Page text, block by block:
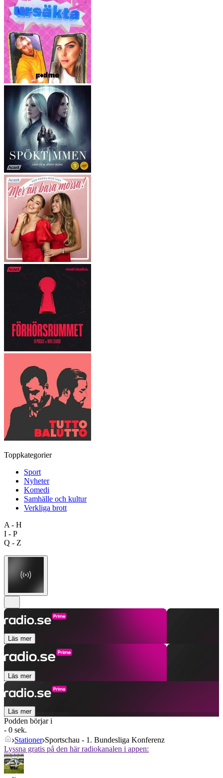
Toppkategorier
Sport
Nyheter
Komedi
Samhälle och kultur
Verkliga brott
A - H
I - P
Q - Z
Läs mer
Läs mer
Läs mer
Podden börjar i
- 0 sek.
Stationer Sportschau - 1. Bundesliga Konferenz
Lyssna gratis på den här radiokanalen i appen: